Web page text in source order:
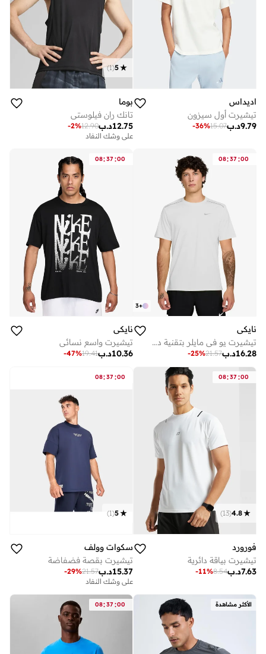
اديداس
تيشيرت أول سيزون
د.ب9.79
15.07
-36%
5
(
1
)
بوما
تانك ران فيلوستي
د.ب12.75
12.90
-2%
على وشك النفاد
08:37 :00
+
3
نايكي
تيشيرت يو في مايلر بتقنية دراي فيت
د.ب16.28
21.57
-25%
08:37 :00
نايكي
تيشيرت واسع نسائي
د.ب10.36
19.41
-47%
08:37 :00
4.8
(
13
)
فورورد
تيشيرت بياقة دائرية
د.ب7.63
8.54
-11%
08:37 :00
5
(
1
)
سكوات وولف
تيشيرت بقصة فضفاضة
د.ب15.37
21.57
-29%
على وشك النفاد
الأكثر مشاهدة 08:37 :00